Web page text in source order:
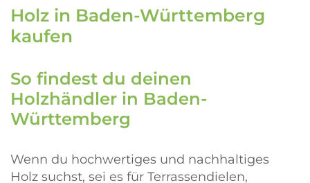
Holz in Baden-Württemberg
kaufen
So findest du deinen
Holzhändler in Baden-
Württemberg
Wenn du hochwertiges und nachhaltiges
Holz suchst, sei es für Terrassendielen,